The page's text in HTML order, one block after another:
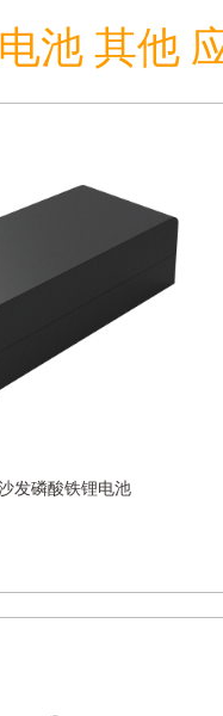
池 其他
发磷酸铁锂电池